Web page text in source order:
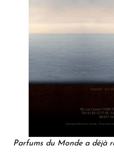
Parfums du Monde a déjà